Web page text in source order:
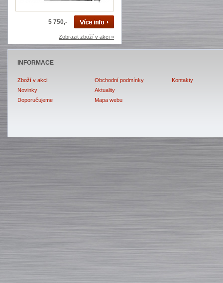
5 750,-
Zobrazit zboží v akci »
INFORMACE
Zboží v akci
Novinky
Doporučujeme
Obchodní podmínky
Aktuality
Mapa webu
Kontakty